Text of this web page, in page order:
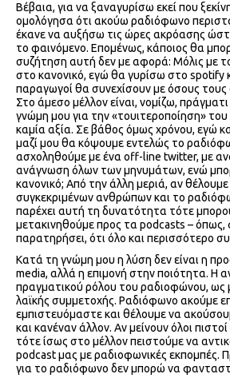
Βέβαια, για να ξαναγυρίσω εκεί που
ομολόγησα ότι ακούω ραδιόφωνο
έκανε να αυξήσω τις ώρες ακρόασης
το φαινόμενο. Επομένως, κάποιος θα
συζήτηση αυτή δεν με αφορά: Μόλις με
στο κανονικό, εγώ θα γυρίσω στο spotify
παραγωγοί θα συνεχίσουν με όσους
Στο άμεσο μέλλον είναι, νομίζω,
γνώμη μου για την «τουιτεροποίηση»
καμία αξία. Σε βάθος όμως χρόνου, εγώ
μαζί μου θα κόψουμε εντελώς το
ασχοληθούμε με ένα off-line twitter, με
ανάγνωση όλων των μηνυμάτων, ενώ
κανονικό; Από την άλλη μεριά, αν
συγκεκριμένων ανθρώπων και το
παρέχει αυτή τη δυνατότητα τότε
μετακινηθούμε προς τα podcasts – όπως,
παρατηρήσει, ότι όλο και περισσότερο
Κατά τη γνώμη μου η λύση δεν είναι η
media, αλλά η επιμονή στην ποιότητα. Η
πραγματικού ρόλου του ραδιοφώνου, ως
λαϊκής συμμετοχής. Ραδιόφωνο ακούμε
εμπιστευόμαστε και θέλουμε να
και κανέναν άλλον. Αν μείνουν όλοι
τότε ίσως στο μέλλον πειστούμε να
podcast μας με ραδιοφωνικές εκπομπές.
για το ραδιόφωνο δεν μπορώ να